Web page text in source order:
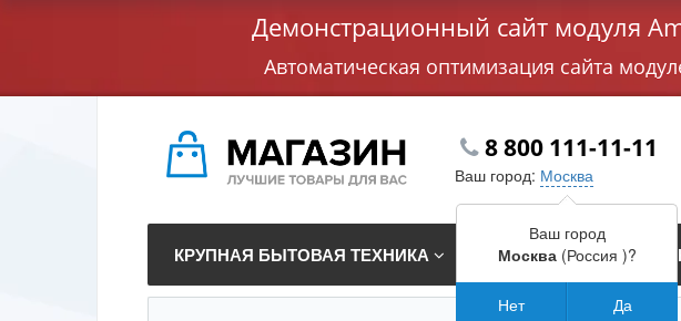
Демонстрационный сайт модуля
Автоматическая оптимизация сайта
8 800 111-11-11
Ваш город: Москва
КРУПНАЯ БЫТОВАЯ ТЕХНИКА ВСТРАИВАЕМАЯ
Ваш город
Москва(Россия )?
Нет Да